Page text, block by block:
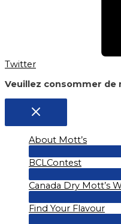
Twitter
Veuillez consommer de
About Mott’s
BCLContest
Canada Dry Mott’s
Find Your Flavour